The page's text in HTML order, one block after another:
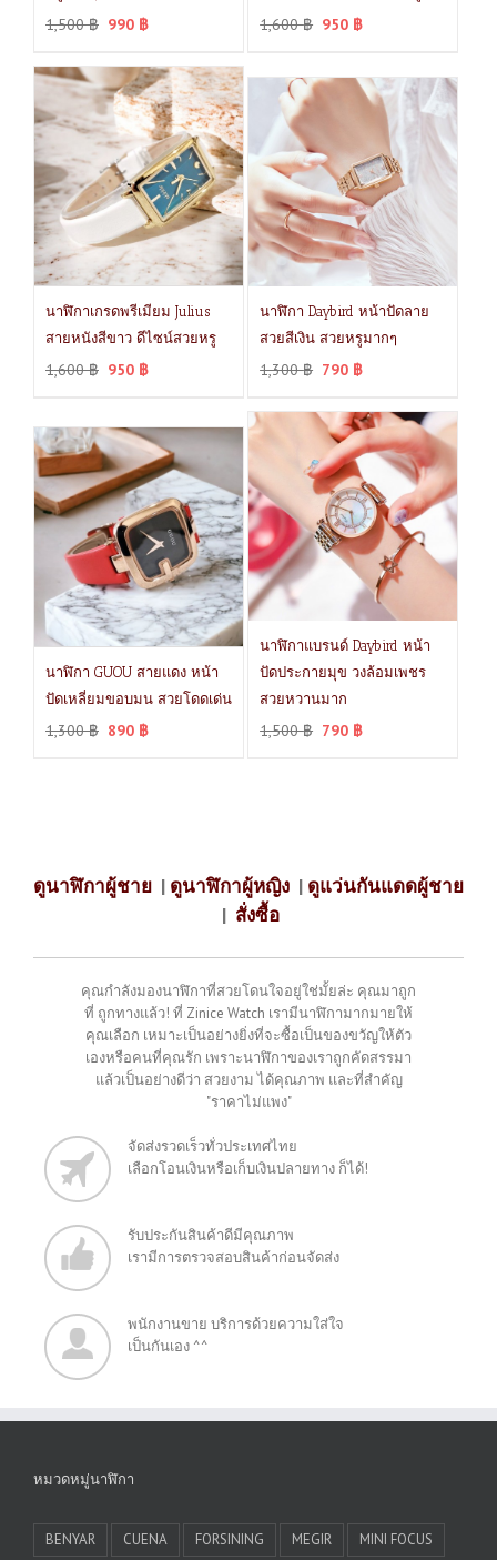
1,500฿ 990 ฿ 1,600฿ 950 ฿
นาฬิกาเกรดพรีเมียม Julius
สายหนังสีขาว ดีไซน์สวยหรู
1,600฿ 950 ฿
นาฬิกา Daybird หน้าปัดลาย
สวยสีเงิน สวยหรูมากๆ
1,300฿ 790 ฿
นาฬิกา GUOU สายแดง หน้า
ปัดเหลี่ยมขอบมน สวยโดดเด่น
1,300฿ 890 ฿
นาฬิกาแบรนด์ Daybird หน้า
ปัดประกายมุข วงล้อมเพชร
สวยหวานมาก
1,500฿ 790 ฿
ดูนาฬิกาผู้ชาย | ดูนาฬิกาผู้หญิง | ดูแว่นกันแดดผู้ชาย
| สั่งซื้อ
คุณกำลังมองนาฬิกาที่สวยโดนใจอยู่ใช่มั้ยล่ะ คุณมาถูก
ที่ ถูกทางแล้ว! ที่ Zinice Watch เรามีนาฬิกามากมายให้
คุณเลือก เหมาะเป็นอย่างยิ่งที่จะซื้อเป็นของขวัญให้ตัว
เองหรือคนที่คุณรัก เพราะนาฬิกาของเราถูกคัดสรรมา
แล้วเป็นอย่างดีว่า สวยงาม ได้คุณภาพ และที่สำคัญ
"ราคาไม่แพง"
จัดส่งรวดเร็วทั่วประเทศไทย
เลือกโอนเงินหรือเก็บเงินปลายทาง ก็ได้!
รับประกันสินค้าดีมีคุณภาพ
เรามีการตรวจสอบสินค้าก่อนจัดส่ง
พนักงานขาย บริการด้วยความใส่ใจ
เป็นกันเอง ^^
หมวดหมู่นาฬิกา
BENYAR CUENA FORSINING MEGIR
MINI FOCUS